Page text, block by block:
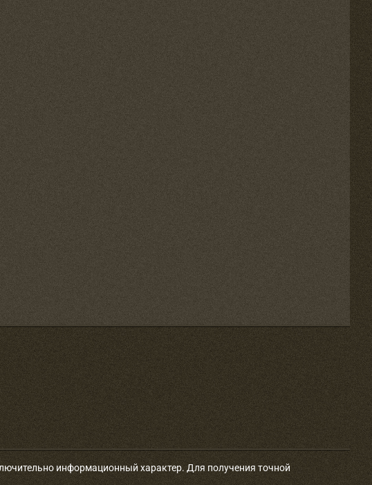
информационный характер. Для получения точной